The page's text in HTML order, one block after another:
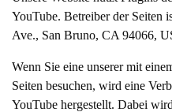
YouTube. Betreiber der Seiten
Ave., San Bruno, CA 94066,
Wenn Sie eine unserer mit
Seiten besuchen, wird eine
YouTube hergestellt. Dabei